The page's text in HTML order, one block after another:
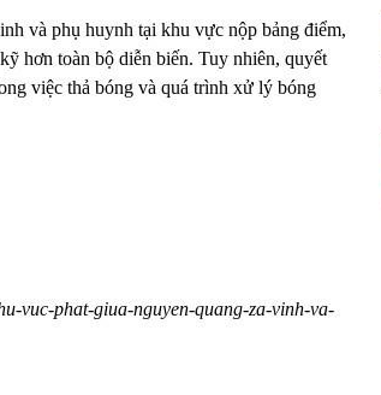
và phụ huynh tại khu vực nộp bảng điểm,
hơn toàn bộ diễn biến. Tuy nhiên, quyết
việc thả bóng và quá trình xử lý bóng
vuc-phat-giua-nguyen-quang-za-vinh-va-